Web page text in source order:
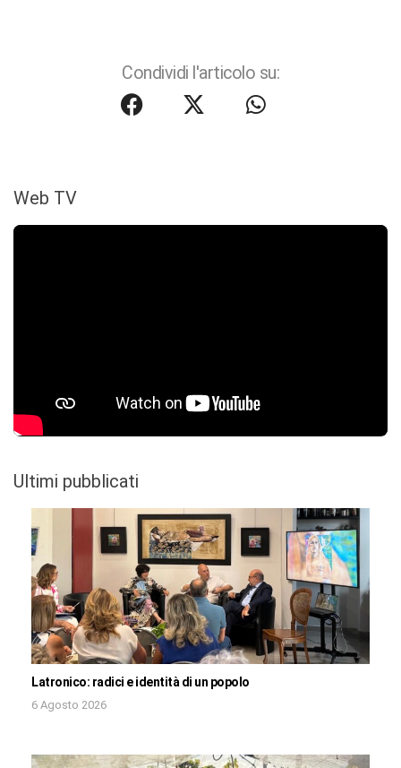
Condividi l'articolo su:
Web TV
Ultimi pubblicati
Latronico: radici e identità di un popolo
6 Agosto 2026